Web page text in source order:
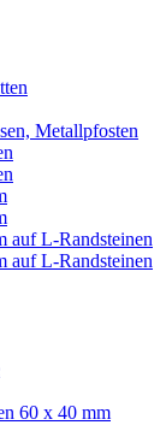
Metallpfosten
auf L-Randsteinen
auf L-Randsteinen
60 x 40 mm